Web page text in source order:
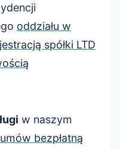
oddziału w
spółki LTD
w naszym
umów bezpłatną